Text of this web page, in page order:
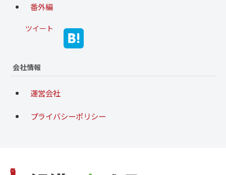
番外編
ツイート
会社情報
運営会社
プライバシーポリシー